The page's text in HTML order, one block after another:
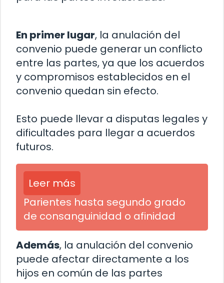
En primer lugar, la anulación del
convenio puede generar un conflicto
entre las partes, ya que los acuerdos
y compromisos establecidos en el
convenio quedan sin efecto.
Esto puede llevar a disputas legales y
dificultades para llegar a acuerdos
futuros.
Leer más
Parientes hasta segundo grado
de consanguinidad o afinidad
Además, la anulación del convenio
puede afectar directamente a los
hijos en común de las partes